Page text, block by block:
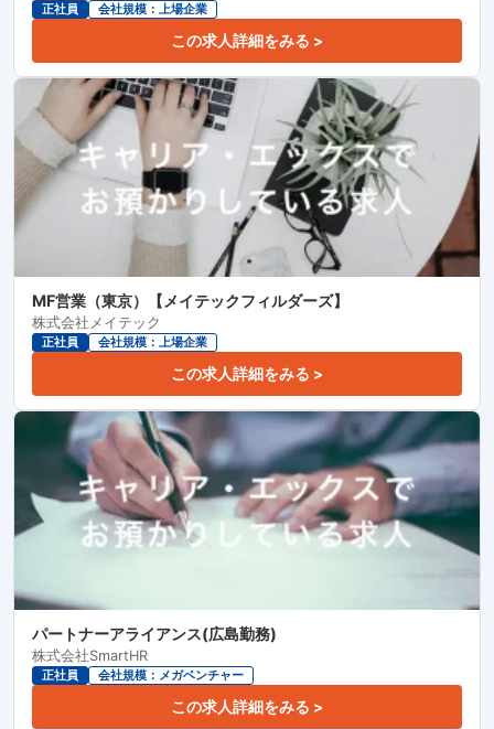
正社員 会社規模：上場企業
この求人詳細をみる >
MF営業（東京）【メイテックフィルダーズ】
株式会社メイテック
正社員 会社規模：上場企業
この求人詳細をみる >
パートナーアライアンス(広島勤務)
株式会社SmartHR
正社員 会社規模：メガベンチャー
この求人詳細をみる >